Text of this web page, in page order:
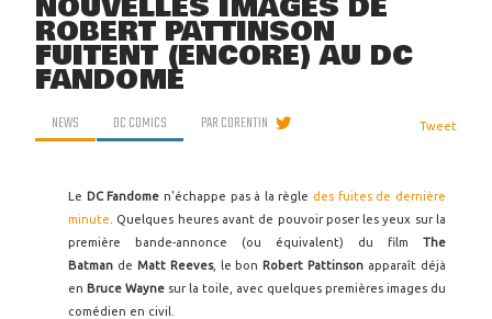
ROBERT PATTINSON
FUITENT (ENCORE) AU DC
FANDOME
NEWS DC COMICS PARCORENTIN Tweet
Le DC Fandome n'échappe pas à la règle des fuites de dernière
minute . Quelques heures avant de pouvoir poser les yeux sur la
première bande-annonce (ou équivalent) du film The
Batman de Matt Reeves, le bon Robert Pattinson apparaît déjà
en Bruce Wayne sur la toile, avec quelques premières images du
comédien en civil.